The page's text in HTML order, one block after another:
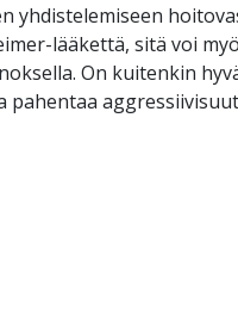
yhdistelemiseen
lääkettä, sitä voi
On kuitenkin
pahentaa